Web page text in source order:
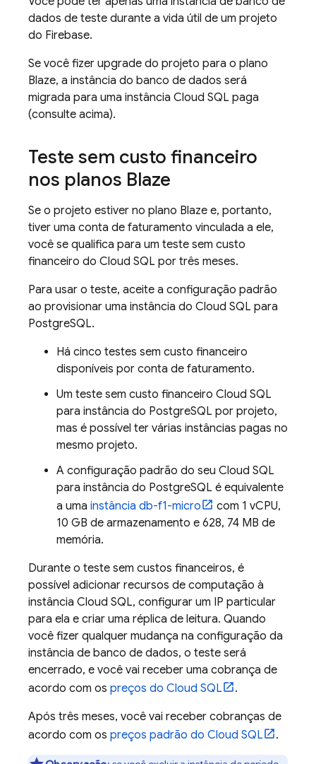
dados de teste durante a vida útil de um projeto
do Firebase.
Se você fizer upgrade do projeto para o plano
Blaze, a instância do banco de dados será
migrada para uma instância Cloud SQL paga
(consulte acima).
Teste sem custo financeiro
nos planos Blaze
Se o projeto estiver no plano Blaze e, portanto,
tiver uma conta de faturamento vinculada a ele,
você se qualifica para um teste sem custo
financeiro do Cloud SQL por três meses.
Para usar o teste, aceite a configuração padrão
ao provisionar uma instância do Cloud SQL para
PostgreSQL.
Há cinco testes sem custo financeiro
disponíveis por conta de faturamento.
Um teste sem custo financeiro Cloud SQL
para instância do PostgreSQL por projeto,
mas é possível ter várias instâncias pagas no
mesmo projeto.
A configuração padrão do seu Cloud SQL
para instância do PostgreSQL é equivalente
a uma instância db-f1-micro
com 1 vCPU,
10 GB de armazenamento e 628, 74 MB de
memória.
Durante o teste sem custos financeiros, é
possível adicionar recursos de computação à
instância Cloud SQL, configurar um IP particular
para ela e criar uma réplica de leitura. Quando
você fizer qualquer mudança na configuração da
instância de banco de dados, o teste será
encerrado, e você vai receber uma cobrança de
acordo com os preços do Cloud SQL
.
Após três meses, você vai receber cobranças de
acordo com os preços padrão do Cloud SQL .